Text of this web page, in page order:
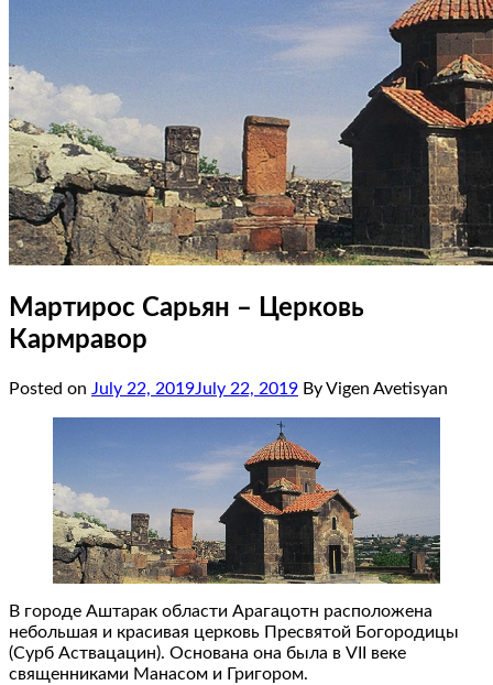
Мартирос Сарьян – Церковь
Кармравор
Posted on July 22, 2019July 22, 2019 By Vigen Avetisyan
В городе Аштарак области Арагацотн расположена
небольшая и красивая церковь Пресвятой Богородицы
(Сурб Аствацацин). Основана она была в VII веке
священниками Манасом и Григором.